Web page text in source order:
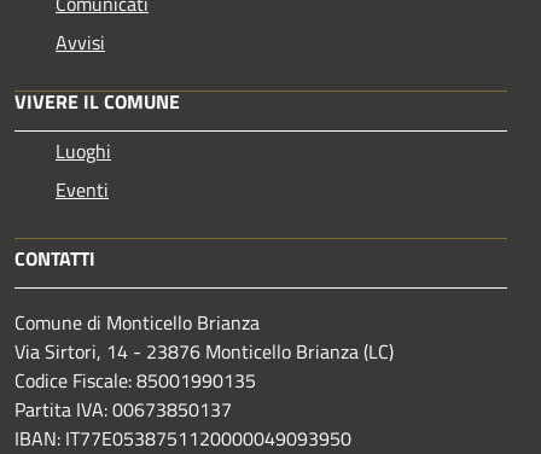
Avvisi
VIVERE IL COMUNE
Luoghi
Eventi
CONTATTI
Comune di Monticello Brianza
Via Sirtori, 14 - 23876 Monticello Brianza (LC)
Codice Fiscale: 85001990135
Partita IVA: 00673850137
IBAN: IT77E0538751120000049093950